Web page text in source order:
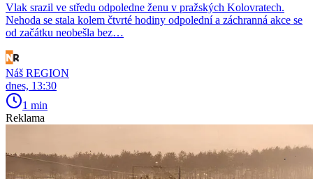
Vlak srazil ve středu odpoledne ženu v pražských Kolovratech.
Nehoda se stala kolem čtvrté hodiny odpolední a záchranná akce se
od začátku neobešla bez…
Náš REGION
dnes, 13:30
1 min
Reklama